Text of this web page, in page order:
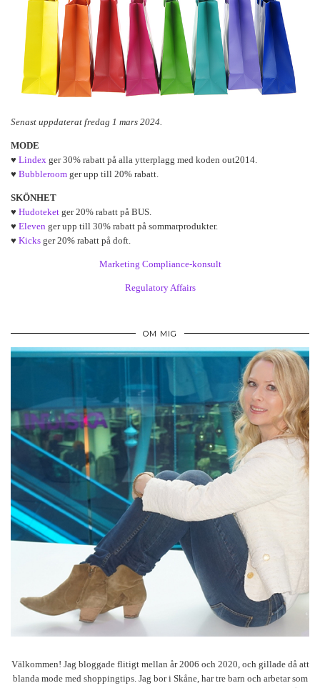
Senast uppdaterat fredag 1 mars 2024.
MODE
♥ Lindex ger 30% rabatt på alla ytterplagg med koden out2014.
♥ Bubbleroom ger upp till 20% rabatt.
SKÖNHET
♥ Hudoteket ger 20% rabatt på BUS.
♥ Eleven ger upp till 30% rabatt på sommarprodukter.
♥ Kicks ger 20% rabatt på doft.
Marketing Compliance-konsult
Regulatory Affairs
OM MIG
Välkommen! Jag bloggade flitigt mellan år 2006 och 2020, och gillade då att
blanda mode med shoppingtips. Jag bor i Skåne, har tre barn och arbetar som